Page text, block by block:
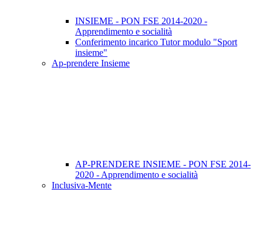
INSIEME - PON FSE 2014-2020 -
Apprendimento e socialità
Conferimento incarico Tutor modulo "Sport
insieme"
Ap-prendere Insieme
AP-PRENDERE INSIEME - PON FSE 2014-
2020 - Apprendimento e socialità
Inclusiva-Mente